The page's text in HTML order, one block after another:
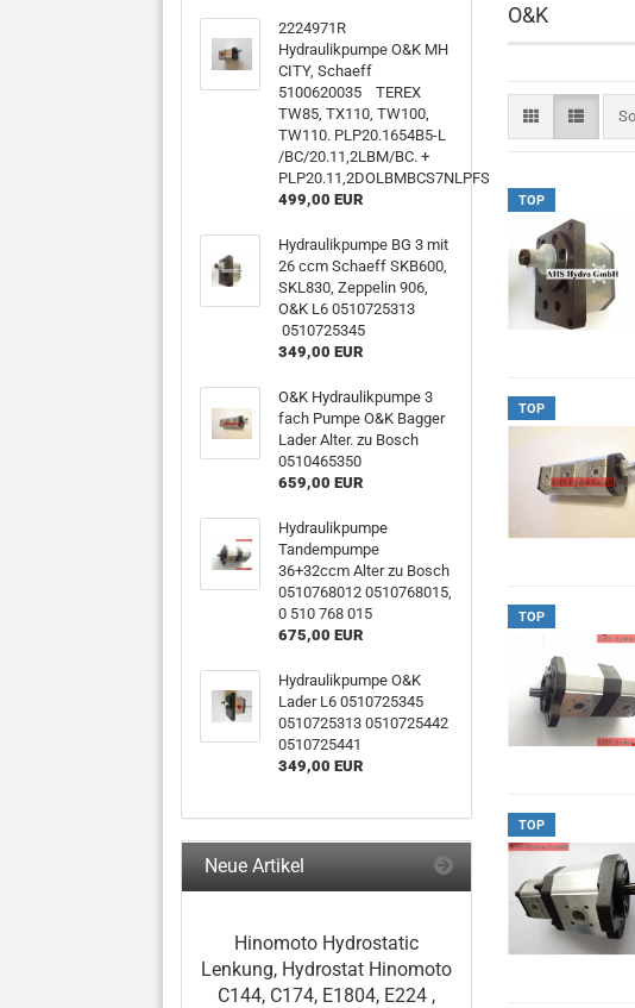
O&K
TOP
TOP
TOP
TOP
2224971R
Hydraulikpumpe O&K MH
CITY, Schaeff
5100620035 TEREX
TW85, TX110, TW100,
TW110. PLP20.1654B5-L
/BC/20.11,2LBM/BC. +
PLP20.11,2DOLBMBCS7NLPFS
499,00 EUR
Hydraulikpumpe BG 3 mit
26 ccm Schaeff SKB600,
SKL830, Zeppelin 906,
O&K L6 0510725313
0510725345
349,00 EUR
O&K Hydraulikpumpe 3
fach Pumpe O&K Bagger
Lader Alter. zu Bosch
0510465350
659,00 EUR
Hydraulikpumpe
Tandempumpe
36+32ccm Alter zu Bosch
0510768012 0510768015,
0 510 768 015
675,00 EUR
Hydraulikpumpe O&K
Lader L6 0510725345
0510725313 0510725442
0510725441
349,00 EUR
Neue Artikel
Hinomoto Hydrostatic
Lenkung, Hydrostat Hinomoto
C144, C174, E1804, E224 ,